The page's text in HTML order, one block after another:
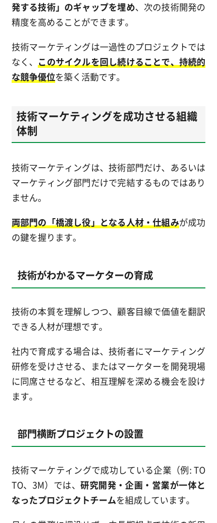
発する技術」のギャップを埋め、次の技術開発の
精度を高めることができます。
技術マーケティングは一過性のプロジェクトでは
なく、このサイクルを回し続けることで、持続的
な競争優位を築く活動です。
技術マーケティングを成功させる組織
体制
技術マーケティングは、技術部門だけ、あるいは
マーケティング部門だけで完結するものではあり
ません。
両部門の「橋渡し役」となる人材・仕組みが成功
の鍵を握ります。
技術がわかるマーケターの育成
技術の本質を理解しつつ、顧客目線で価値を翻訳
できる人材が理想です。
社内で育成する場合は、技術者にマーケティング
研修を受けさせる、またはマーケターを開発現場
に同席させるなど、相互理解を深める機会を設け
ます。
部門横断プロジェクトの設置
技術マーケティングで成功している企業（例: TO
TO、3M）では、研究開発・企画・営業が一体と
なったプロジェクトチームを組成しています。